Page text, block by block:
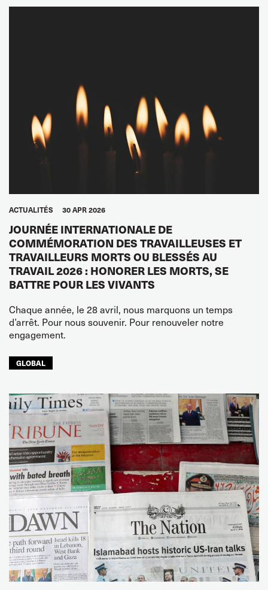
ACTUALITÉS 30 APR 2026
JOURNÉE INTERNATIONALE DE
COMMÉMORATION DES TRAVAILLEUSES ET
TRAVAILLEURS MORTS OU BLESSÉS AU
TRAVAIL 2026 : HONORER LES MORTS, SE
BATTRE POUR LES VIVANTS
Chaque année, le 28 avril, nous marquons un temps
d’arrêt. Pour nous souvenir. Pour renouveler notre
engagement.
GLOBAL